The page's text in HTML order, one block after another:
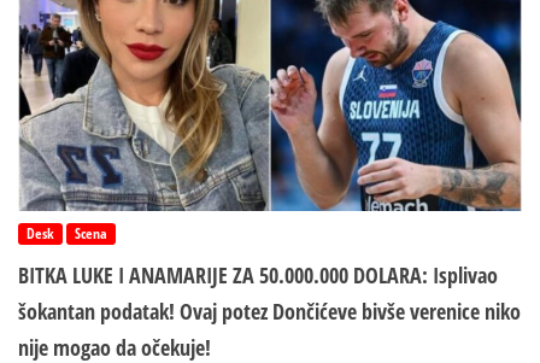
Desk Scena
BITKA LUKE I ANAMARIJE ZA 50.000.000 DOLARA: Isplivao
šokantan podatak! Ovaj potez Dončićeve bivše verenice niko
nije mogao da očekuje!